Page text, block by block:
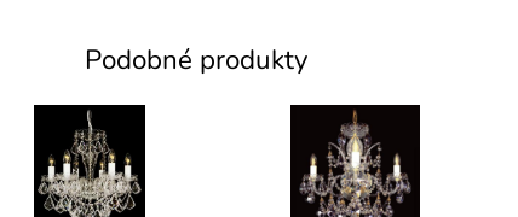
Podobné produkty